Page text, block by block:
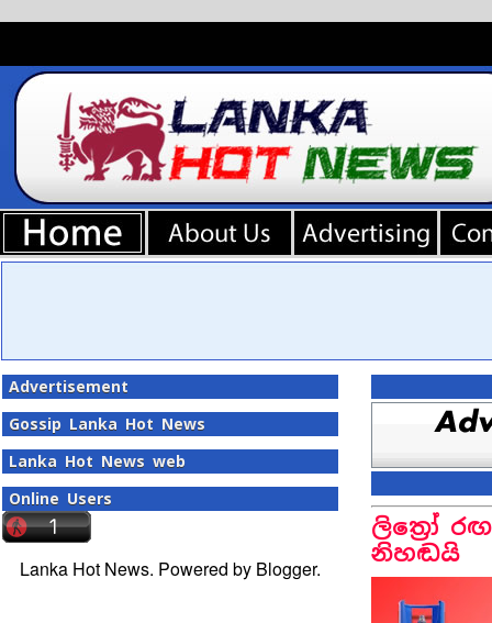
Advertisement
Gossip Lanka Hot News
Lanka Hot News web
Online Users
Lanka Hot News. Powered by Blogger.
ලිත්‍රෝ
නිහඬයි